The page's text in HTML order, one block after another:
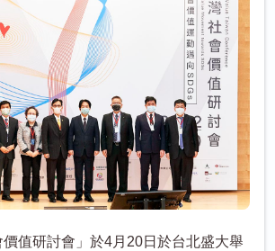
價值研討會」於4月20日於台北盛大舉